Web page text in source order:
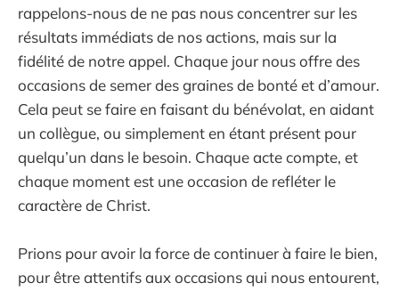
rappelons-nous de ne pas nous concentrer sur les
résultats immédiats de nos actions, mais sur la
fidélité de notre appel. Chaque jour nous offre des
occasions de semer des graines de bonté et d’amour.
Cela peut se faire en faisant du bénévolat, en aidant
un collègue, ou simplement en étant présent pour
quelqu’un dans le besoin. Chaque acte compte, et
chaque moment est une occasion de refléter le
caractère de Christ.
Prions pour avoir la force de continuer à faire le bien,
pour être attentifs aux occasions qui nous entourent,